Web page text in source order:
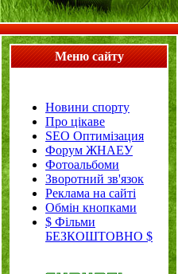
Меню сайту
Новини спорту
Про цікаве
SEO Оптимізация
Форум ЖНАЕУ
Фотоальбоми
Зворотний зв'язок
Реклама на сайті
Обмін кнопками
$ Фільми
БЕЗКОШТОВНО $